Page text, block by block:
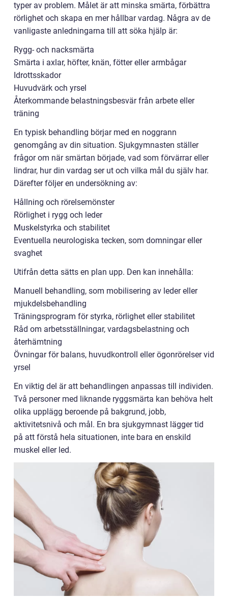
typer av problem. Målet är att minska smärta, förbättra
rörlighet och skapa en mer hållbar vardag. Några av de
vanligaste anledningarna till att söka hjälp är:
Rygg- och nacksmärta
Smärta i axlar, höfter, knän, fötter eller armbågar
Idrottsskador
Huvudvärk och yrsel
Återkommande belastningsbesvär från arbete eller
träning
En typisk behandling börjar med en noggrann
genomgång av din situation. Sjukgymnasten ställer
frågor om när smärtan började, vad som förvärrar eller
lindrar, hur din vardag ser ut och vilka mål du själv har.
Därefter följer en undersökning av:
Hållning och rörelsemönster
Rörlighet i rygg och leder
Muskelstyrka och stabilitet
Eventuella neurologiska tecken, som domningar eller
svaghet
Utifrån detta sätts en plan upp. Den kan innehålla:
Manuell behandling, som mobilisering av leder eller
mjukdelsbehandling
Träningsprogram för styrka, rörlighet eller stabilitet
Råd om arbetsställningar, vardagsbelastning och
återhämtning
Övningar för balans, huvudkontroll eller ögonrörelser vid
yrsel
En viktig del är att behandlingen anpassas till individen.
Två personer med liknande ryggsmärta kan behöva helt
olika upplägg beroende på bakgrund, jobb,
aktivitetsnivå och mål. En bra sjukgymnast lägger tid
på att förstå hela situationen, inte bara en enskild
muskel eller led.